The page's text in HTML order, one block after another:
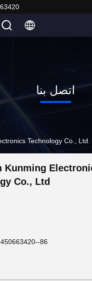
اتصل بنا
Kunming
Co., Ltd.
86--13450663420(Work Time)